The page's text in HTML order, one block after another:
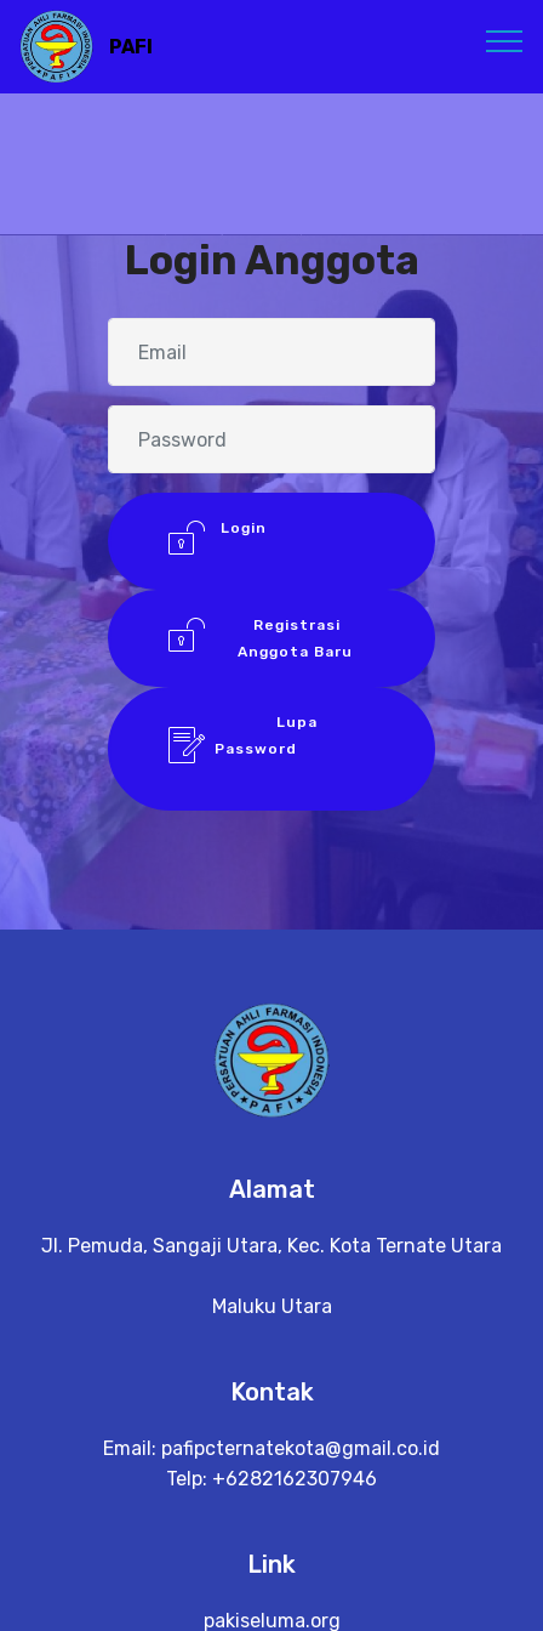
PAFI
Login Anggota
Login
Registrasi
Anggota Baru
Lupa
Password
Alamat
Jl. Pemuda, Sangaji Utara, Kec. Kota Ternate Utara
Maluku Utara
Kontak
Email: pafipcternatekota@gmail.co.id
Telp: +6282162307946
Link
pakiseluma.org